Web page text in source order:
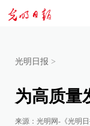
光明日报 >
为高质量
来源： 光明网-《光明日